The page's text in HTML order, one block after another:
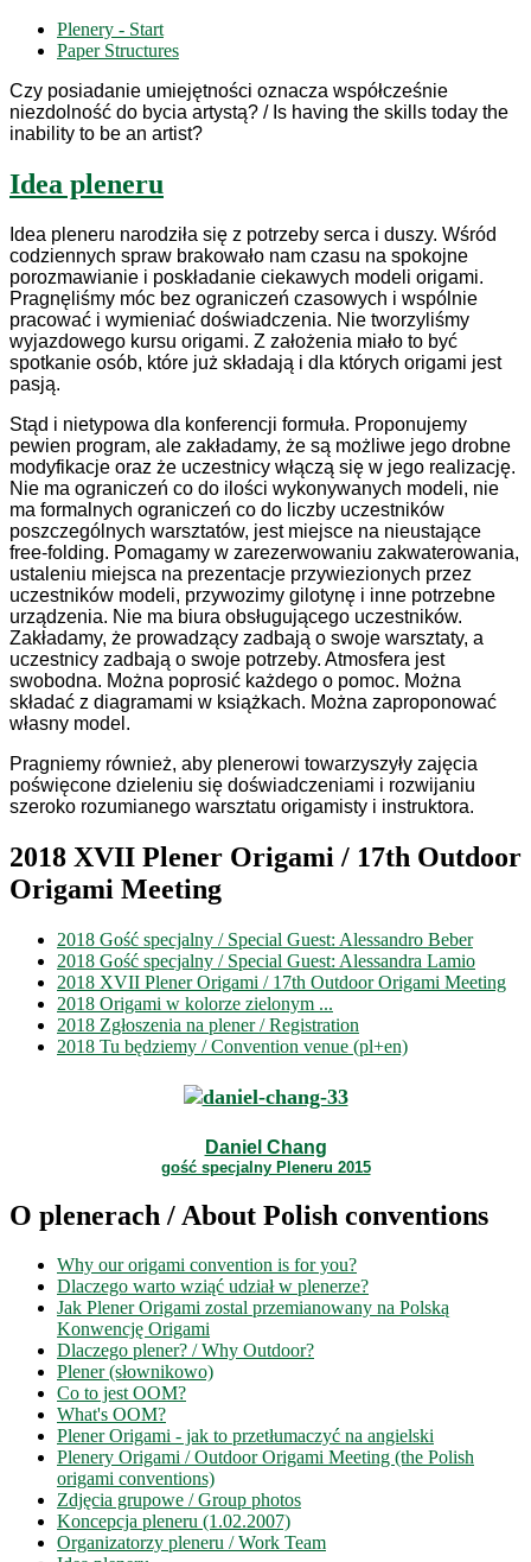
Plenery - Start
Paper Structures
Czy posiadanie umiejętności oznacza współcześnie
niezdolność do bycia artystą? / Is having the skills today the
inability to be an artist?
Idea pleneru
Idea pleneru narodziła się z potrzeby serca i duszy. Wśród
codziennych spraw brakowało nam czasu na spokojne
porozmawianie i poskładanie ciekawych modeli origami.
Pragnęliśmy móc bez ograniczeń czasowych i wspólnie
pracować i wymieniać doświadczenia. Nie tworzyliśmy
wyjazdowego kursu origami. Z założenia miało to być
spotkanie osób, które już składają i dla których origami jest
pasją.
Stąd i nietypowa dla konferencji formuła. Proponujemy
pewien program, ale zakładamy, że są możliwe jego drobne
modyfikacje oraz że uczestnicy włączą się w jego realizację.
Nie ma ograniczeń co do ilości wykonywanych modeli, nie
ma formalnych ograniczeń co do liczby uczestników
poszczególnych warsztatów, jest miejsce na nieustające
free-folding. Pomagamy w zarezerwowaniu zakwaterowania,
ustaleniu miejsca na prezentacje przywiezionych przez
uczestników modeli, przywozimy gilotynę i inne potrzebne
urządzenia. Nie ma biura obsługującego uczestników.
Zakładamy, że prowadzący zadbają o swoje warsztaty, a
uczestnicy zadbają o swoje potrzeby. Atmosfera jest
swobodna. Można poprosić każdego o pomoc. Można
składać z diagramami w książkach. Można zaproponować
własny model.
Pragniemy również, aby plenerowi towarzyszyły zajęcia
poświęcone dzieleniu się doświadczeniami i rozwijaniu
szeroko rozumianego warsztatu origamisty i instruktora.
2018 XVII Plener Origami / 17th Outdoor
Origami Meeting
2018 Gość specjalny / Special Guest: Alessandro Beber
2018 Gość specjalny / Special Guest: Alessandra Lamio
2018 XVII Plener Origami / 17th Outdoor Origami Meeting
2018 Origami w kolorze zielonym ...
2018 Zgłoszenia na plener / Registration
2018 Tu będziemy / Convention venue (pl+en)
Daniel Chang
gość specjalny Pleneru 2015
O plenerach / About Polish conventions
Why our origami convention is for you?
Dlaczego warto wziąć udział w plenerze?
Jak Plener Origami zostal przemianowany na Polską
Konwencję Origami
Dlaczego plener? / Why Outdoor?
Plener (słownikowo)
Co to jest OOM?
What's OOM?
Plener Origami - jak to przetłumaczyć na angielski
Plenery Origami / Outdoor Origami Meeting (the Polish
origami conventions)
Zdjęcia grupowe / Group photos
Koncepcja pleneru (1.02.2007)
Organizatorzy pleneru / Work Team